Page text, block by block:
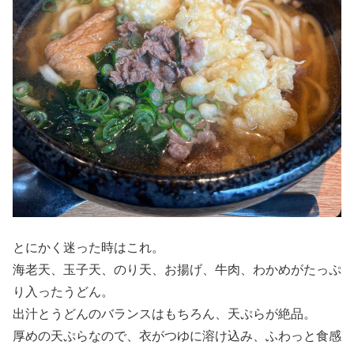
とにかく迷った時はこれ。
海老天、玉子天、のり天、お揚げ、牛肉、わかめがたっぷ
り入ったうどん。
出汁とうどんのバランスはもちろん、天ぷらが絶品。
厚めの天ぷらなので、衣がつゆに溶け込み、ふわっと食感